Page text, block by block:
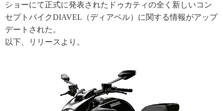
ショーにて正式に発表されたドゥカティの全く新しいコン
セプトバイクDIAVEL（ディアベル）に関する情報がアップ
デートされた。
以下、リリースより。